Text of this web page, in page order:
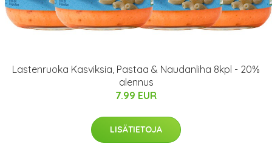
Lastenruoka Kasviksia, Pastaa & Naudanliha 8kpl - 20%
alennus
7.99 EUR
LISÄTIETOJA